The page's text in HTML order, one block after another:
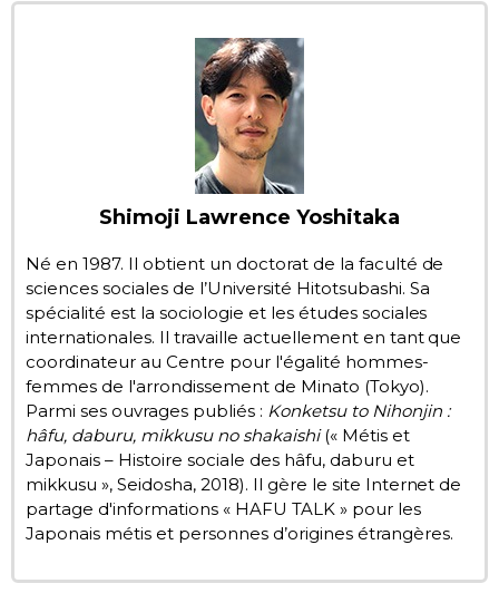
Chroniques
Images
Vidéos
Tokyo
official SNS
Shimoji Lawrence Yoshitaka
Né en 1987. Il obtient un doctorat de la faculté de
sciences sociales de l’Université Hitotsubashi. Sa
spécialité est la sociologie et les études sociales
internationales. Il travaille actuellement en tant que
coordinateur au Centre pour l'égalité hommes-
femmes de l'arrondissement de Minato (Tokyo).
Parmi ses ouvrages publiés : Konketsu to Nihonjin :
hâfu, daburu, mikkusu no shakaishi(« Métis et
Japonais – Histoire sociale des hâfu, daburu et
mikkusu », Seidosha, 2018). Il gère le site Internet de
partage d'informations « HAFU TALK » pour les
Japonais métis et personnes d’origines étrangères.